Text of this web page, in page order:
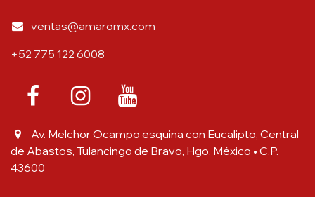
ventas@amaromx.com
+52 775 122 6008
Av. Melchor Ocampo esquina con Eucalipto, Central
de Abastos, Tulancingo de Bravo, Hgo, México • C.P.
43600